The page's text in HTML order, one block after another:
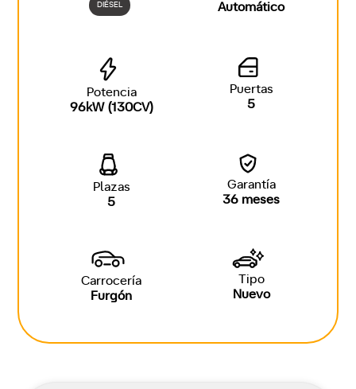
DIÉSEL
Automático
Potencia
96kW (130CV)
Puertas
5
Plazas
5
Garantía
36 meses
Carrocería
Furgón
Tipo
Nuevo